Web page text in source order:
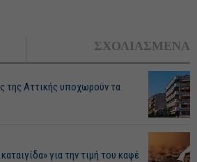
ΣΧΟΛΙΑΣΜΕΝΑ
της Αττικής υποχωρούν τα
για την τιμή του καφέ